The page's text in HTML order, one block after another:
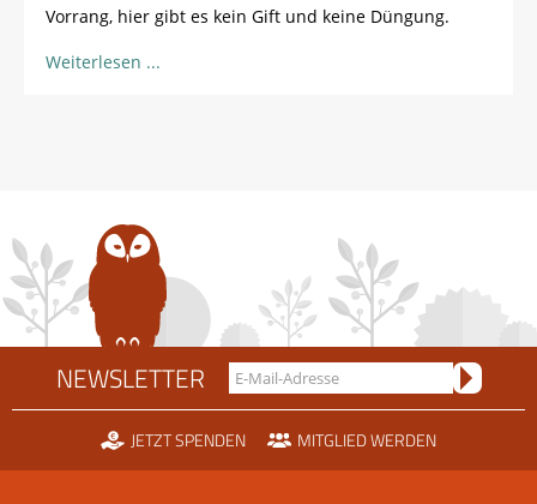
Vorrang, hier gibt es kein Gift und keine Düngung.
Weiterlesen
NEWSLETTER
JETZT SPENDEN MITGLIED WERDEN